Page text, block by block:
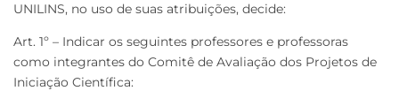
UNILINS, no uso de suas atribuições, decide:
Art. 1º – Indicar os seguintes professores e professoras
como integrantes do Comitê de Avaliação dos Projetos de
Iniciação Científica: